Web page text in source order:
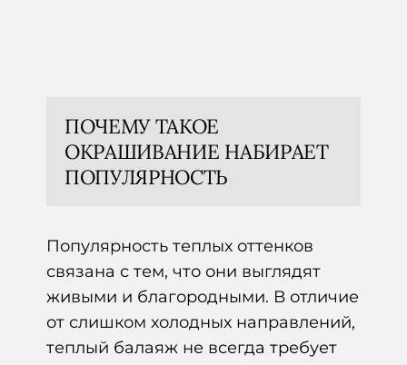
ПОЧЕМУ ТАКОЕ
ОКРАШИВАНИЕ НАБИРАЕТ
ПОПУЛЯРНОСТЬ
Популярность теплых оттенков
связана с тем, что они выглядят
живыми и благородными. В отличие
от слишком холодных направлений,
теплый балаяж не всегда требует